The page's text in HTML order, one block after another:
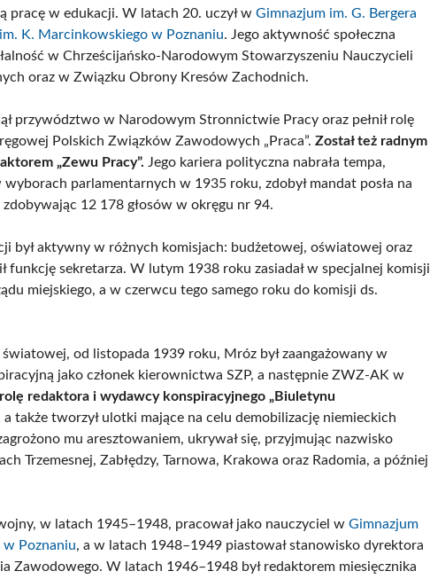
pracę w edukacji. W latach 20. uczył wGimnazjum im. G. Bergera
K. Marcinkowskiego w Poznaniu. Jego aktywność społeczna
w Chrześcijańsko-Narodowym Stowarzyszeniu Nauczycieli
oraz w Związku Obrony Kresów Zachodnich.
przywództwo w Narodowym Stronnictwie Pracy oraz pełnił rolę
Polskich Związków Zawodowych „Praca”.Został też radnym
„Zewu Pracy”. Jego kariera polityczna nabrała tempa,
wyborach parlamentarnych w 1935 roku, zdobył mandat posła na
zdobywając 12 178 głosów w okręgu nr 94.
był aktywny w różnych komisjach: budżetowej, oświatowej oraz
funkcję sekretarza. W lutym 1938 roku zasiadał w specjalnej komisji
miejskiego, a w czerwcu tego samego roku do komisji ds.
od listopada 1939 roku, Mróz był zaangażowany w
jako członek kierownictwa SZP, a następnie ZWZ-AK w
rolę redaktora i wydawcy konspiracyjnego „Biuletynu
a także tworzył ulotki mające na celu demobilizację niemieckich
mu aresztowaniem, ukrywał się, przyjmując nazwisko
Trzemesnej, Zabłędzy, Tarnowa, Krakowa oraz Radomia, a później
w latach 1945–1948, pracował jako nauczyciel wGimnazjum
Poznaniu, a w latach 1948–1949 piastował stanowisko dyrektora
Zawodowego. W latach 1946–1948 był redaktorem miesięcznika